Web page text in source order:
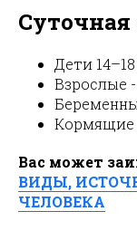
Дети
Взрослые
Кормящие
Вас может
ВИДЫ,
ЧЕЛОВЕКА